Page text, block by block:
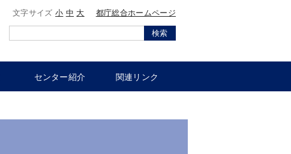
文字サイズ小 中 大 都庁総合ホームページ
検索
センター紹介 関連リンク